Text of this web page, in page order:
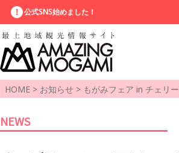
公式SNS始めました！
HOME > お知らせ > もがみフェア in チェリ
NEWS